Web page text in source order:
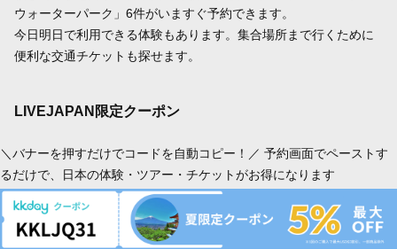
ウォーターパーク」6件がいますぐ予約できます。
今日明日で利用できる体験もあります。集合場所まで行くために
便利な交通チケットも探せます。
LIVEJAPAN限定クーポン
＼バナーを押すだけでコードを自動コピー！／ 予約画面でペーストす
るだけで、日本の体験・ツアー・チケットがお得になります